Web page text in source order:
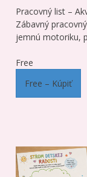
Pracovný list –
Zábavný
jemnú motoriku,
Free
Free – Kúpiť